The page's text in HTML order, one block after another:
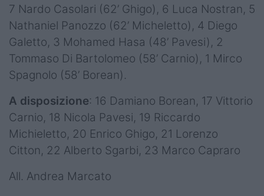
7 Nardo Casolari (62’ Ghigo), 6 Luca Nostran, 5
Nathaniel Panozzo (62’ Micheletto), 4 Diego
Galetto, 3 Mohamed Hasa (48’ Pavesi), 2
Tommaso Di Bartolomeo (58’ Carnio), 1 Mirco
Spagnolo (58’ Borean).
A disposizione: 16 Damiano Borean, 17 Vittorio
Carnio, 18 Nicola Pavesi, 19 Riccardo
Michieletto, 20 Enrico Ghigo, 21 Lorenzo
Citton, 22 Alberto Sgarbi, 23 Marco Capraro
All. Andrea Marcato